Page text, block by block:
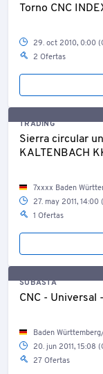
Torno CNC
29. oct 2010, 0:00
2 Ofertas
TRADING
Sierra circular
KALTENBACH
7xxxx Baden
27. may 2011, 14:00
1 Ofertas
SUBASTA
CNC - Universal
Baden
20. jun 2011, 15:08
27 Ofertas